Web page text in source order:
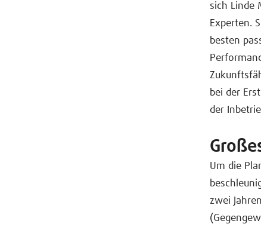
sich Linde
Experten.
besten
bei der
der
Um die
zwei